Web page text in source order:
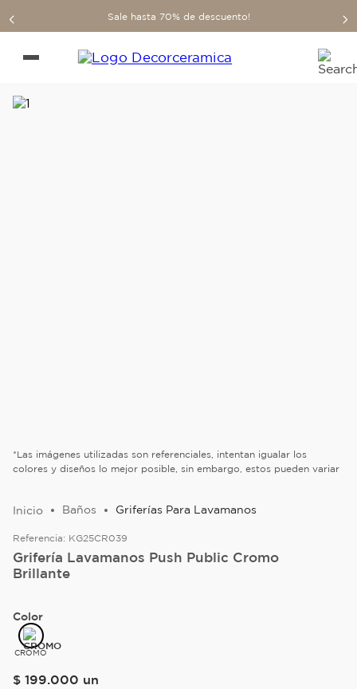
Sale hasta 70% de descuento!
*Las imágenes utilizadas son referenciales, intentan igualar los
colores y diseños lo mejor posible, sin embargo, estos pueden variar
Baños Griferías Para Lavamanos
Referencia: KG25CR039
Grifería Lavamanos Push Public Cromo
Brillante
Color
CROMO
$ 199.000 un